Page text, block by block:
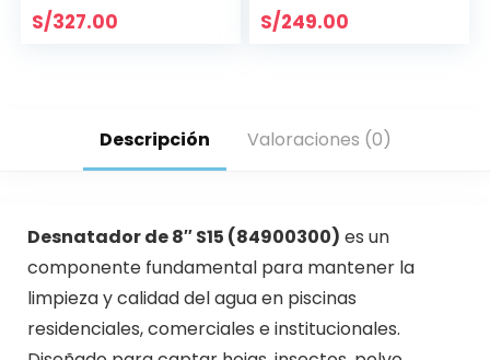
S/327.00 S/249.00
Descripción Valoraciones (0)
Desnatador de 8″ S15 (84900300) es un
componente fundamental para mantener la
limpieza y calidad del agua en piscinas
residenciales, comerciales e institucionales.